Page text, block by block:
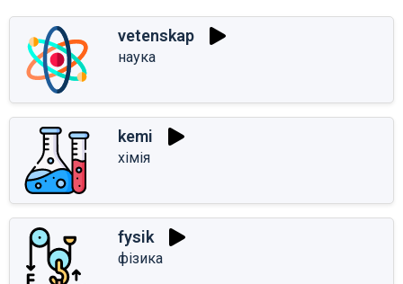
vetenskap
наука
kemi
хімія
fysik
фізика